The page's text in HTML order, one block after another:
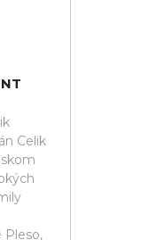
Celik
Pleso,